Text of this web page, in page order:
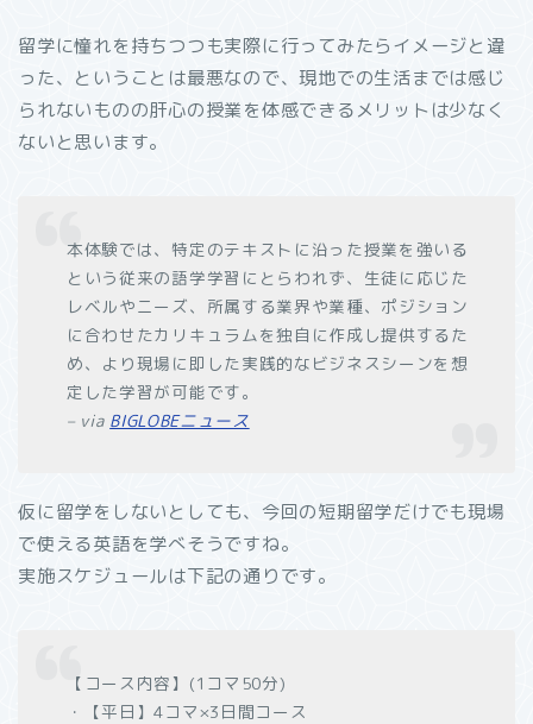
留学に憧れを持ちつつも実際に行ってみたらイメージと違
った、ということは最悪なので、現地での生活までは感じ
られないものの肝心の授業を体感できるメリットは少なく
ないと思います。
本体験では、特定のテキストに沿った授業を強いる
という従来の語学学習にとらわれず、生徒に応じた
レベルやニーズ、所属する業界や業種、ポジション
に合わせたカリキュラムを独自に作成し提供するた
め、より現場に即した実践的なビジネスシーンを想
定した学習が可能です。
– via BIGLOBEニュース
仮に留学をしないとしても、今回の短期留学だけでも現場
で使える英語を学べそうですね。
実施スケジュールは下記の通りです。
【コース内容】(1コマ50分)
・【平日】4コマ×3日間コース